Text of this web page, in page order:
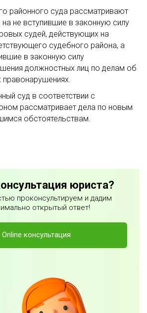
районного суда рассматривают
не вступившие в законную силу
судей, действующих на
судебного района, а
в законную силу
должностных лиц по делам об
правонарушениях.
суд в соответствии с
рассматривает дела по новым
обстоятельствам.
юриста?
проконсультируем и дадим
открытый ответ!
Online консультация